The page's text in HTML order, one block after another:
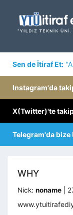
Sen de İtiraf Et:
Instagram'da
X(Twitter)'te
Telegram'da bize
WHY
Nick: noname